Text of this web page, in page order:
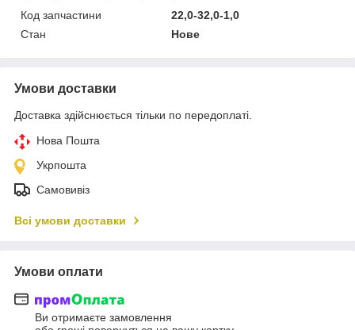
Код запчастини
22,0-32,0-1,0
Стан
Нове
Умови доставки
Доставка здійснюється тільки по передоплаті.
Нова Пошта
Укрпошта
Самовивіз
Всі умови доставки
Умови оплати
Ви отримаєте замовлення